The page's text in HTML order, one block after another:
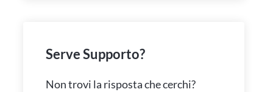
Serve Supporto?
Non trovi la risposta che cerchi?